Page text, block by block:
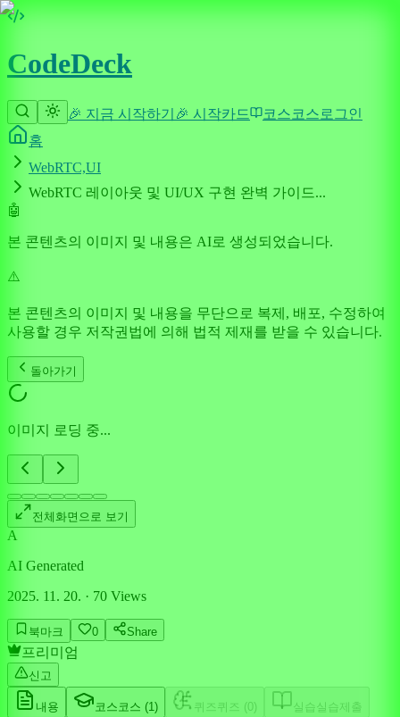
CodeDeck
🎉 지금 시작하기 🎉 시작카드 코스코스 로그인
홈
WebRTC,UI
WebRTC 레이아웃 및 UI/UX 구현 완벽 가이드...
🤖
본 콘텐츠의 이미지 및 내용은 AI로 생성되었습니다.
⚠️
본 콘텐츠의 이미지 및 내용을 무단으로 복제, 배포, 수정하여
사용할 경우 저작권법에 의해 법적 제재를 받을 수 있습니다.
돌아가기
이미지 로딩 중...
전체화면으로 보기
A
AI Generated
2025. 11. 20. · 70 Views
북마크 0 Share
프리미엄
신고
내용 코스 코스 (1 ) 퀴즈 퀴즈 (0 ) 실습실습제출